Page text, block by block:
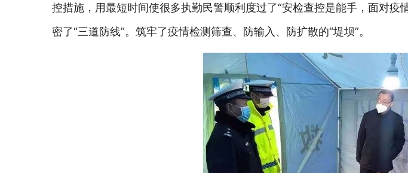
控措施，用最短时间使很多执勤民警顺利度过了“安检查控是能手，面对疫
密了“三道防线”。筑牢了疫情检测筛查、防输入、防扩散的“堤坝”。